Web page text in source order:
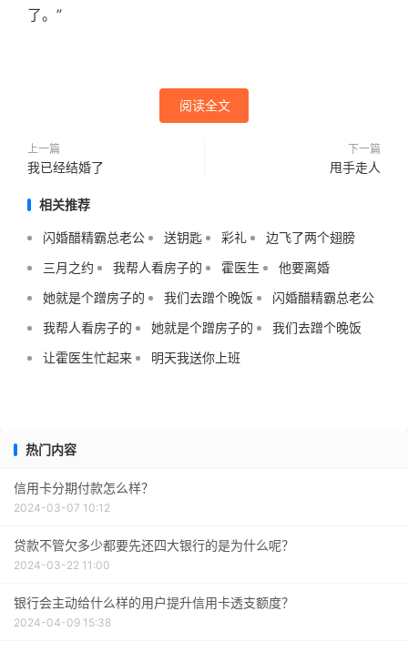
了。”
阅读全文
上一篇
我已经结婚了
下一篇
甩手走人
相关推荐
闪婚醋精霸总老公 送钥匙 彩礼
边飞了两个翅膀
三月之约
我帮人看房子的 霍医生
他要离婚
她就是个蹭房子的
我们去蹭个晚饭
闪婚醋精霸总老公
我帮人看房子的
她就是个蹭房子的
我们去蹭个晚饭
让霍医生忙起来
明天我送你上班
热门内容
信用卡分期付款怎么样？
2024-03-07 10:12
贷款不管欠多少都要先还四大银行的是为什么呢？
2024-03-22 11:00
银行会主动给什么样的用户提升信用卡透支额度？
2024-04-09 15:38